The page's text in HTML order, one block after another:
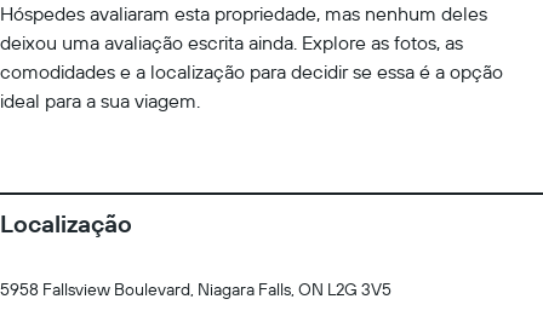
Hóspedes avaliaram esta propriedade, mas nenhum deles
deixou uma avaliação escrita ainda. Explore as fotos, as
comodidades e a localização para decidir se essa é a opção
ideal para a sua viagem.
Localização
5958 Fallsview Boulevard, Niagara Falls, ON L2G 3V5